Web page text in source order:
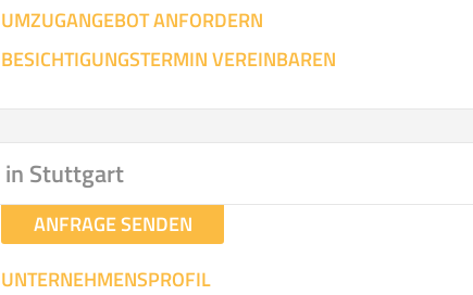
UMZUGANGEBOT ANFORDERN
BESICHTIGUNGSTERMIN VEREINBAREN
in Stuttgart
ANFRAGE SENDEN
UNTERNEHMENSPROFIL